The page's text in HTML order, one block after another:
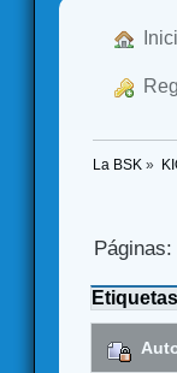
La BSK »